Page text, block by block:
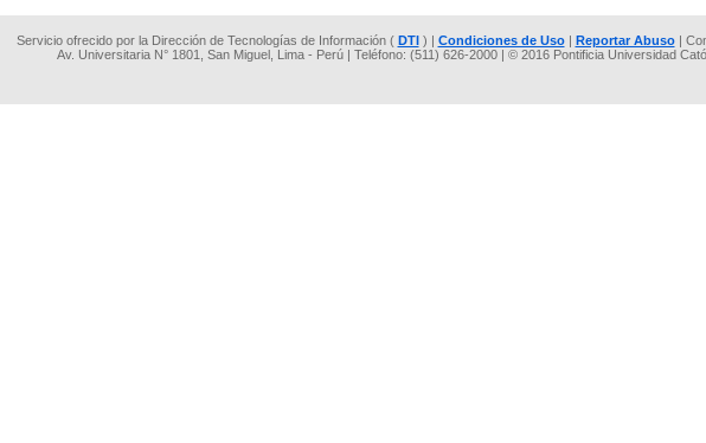
Servicio ofrecido por la Dirección de Tecnologías de Información ( DTI) | Condiciones de Uso| Reportar Abuso|
Av. Universitaria N° 1801, San Miguel, Lima - Perú | Teléfono: (511) 626-2000 | © 2016 Pontificia Universidad